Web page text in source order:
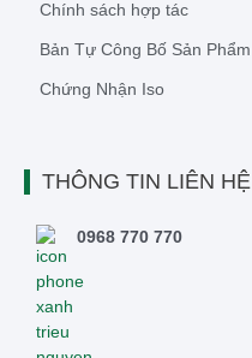
Chính sách hợp tác
Bản Tự Công Bố Sản Phẩm
Chứng Nhận Iso
THÔNG TIN LIÊN HỆ
0968 770 770